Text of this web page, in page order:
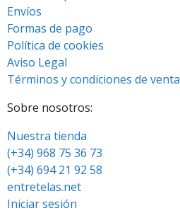
Envíos
Formas de pago
Política de cookies
Aviso Legal
Términos y condiciones de venta
Sobre nosotros:
Nuestra tienda
(+34) 968 75 36 73
(+34) 694 21 92 58
entretelas.net
Iniciar sesión